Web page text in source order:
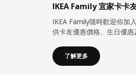
IKEA Family 宜家卡卡
IKEA Family隨時歡迎你加
供卡友優惠價格、生日優惠
了解更多